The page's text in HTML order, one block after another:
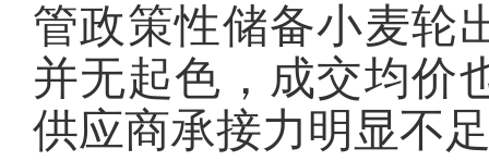
管政策性储备小麦轮
并无起色，成交均价
供应商承接力明显不